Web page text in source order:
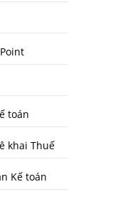
toán
khai Thuế
Kế toán